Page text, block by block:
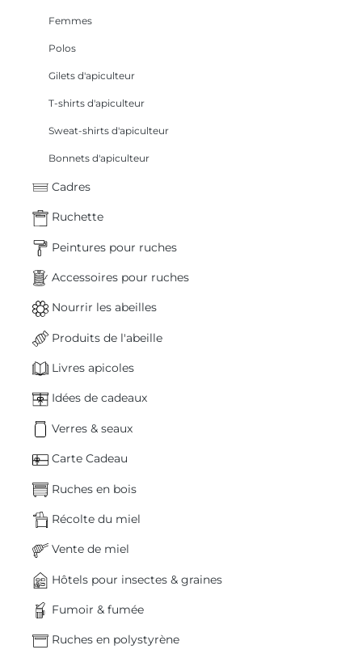
Femmes
Polos
Gilets d'apiculteur
T-shirts d'apiculteur
Sweat-shirts d'apiculteur
Bonnets d'apiculteur
Cadres
Ruchette
Peintures pour ruches
Accessoires pour ruches
Nourrir les abeilles
Produits de l'abeille
Livres apicoles
Idées de cadeaux
Verres & seaux
Carte Cadeau
Ruches en bois
Récolte du miel
Vente de miel
Hôtels pour insectes & graines
Fumoir & fumée
Ruches en polystyrène